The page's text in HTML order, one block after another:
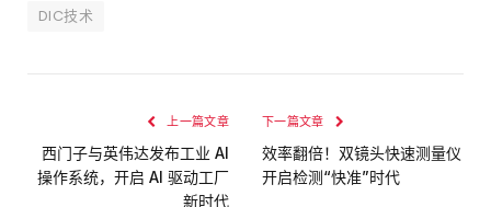
DIC技术
上一篇文章
西门子与英伟达发布工业 AI
操作系统，开启 AI 驱动工厂
新时代
下一篇文章
效率翻倍！双镜头快速测量仪
开启检测“快准”时代